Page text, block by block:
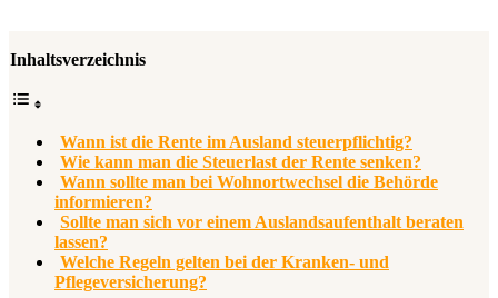
Inhaltsverzeichnis
Wann ist die Rente im Ausland steuerpflichtig?
Wie kann man die Steuerlast der Rente senken?
Wann sollte man bei Wohnortwechsel die Behörde
informieren?
Sollte man sich vor einem Auslandsaufenthalt beraten
lassen?
Welche Regeln gelten bei der Kranken- und
Pflegeversicherung?